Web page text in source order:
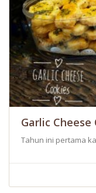
Garlic Cheese
Tahun ini pertama